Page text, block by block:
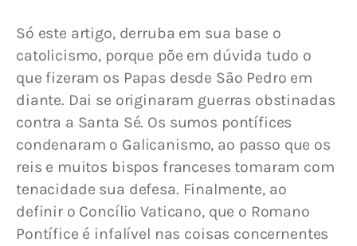
Só este artigo, derruba em sua base o
catolicismo, porque põe em dúvida tudo o
que fizeram os Papas desde São Pedro em
diante. Dai se originaram guerras obstinadas
contra a Santa Sé. Os sumos pontífices
condenaram o Galicanismo, ao passo que os
reis e muitos bispos franceses tomaram com
tenacidade sua defesa. Finalmente, ao
definir o Concílio Vaticano, que o Romano
Pontífice é infalível nas coisas concernentes